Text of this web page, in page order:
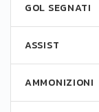
GOL SEGNATI
ASSIST
AMMONIZIONI